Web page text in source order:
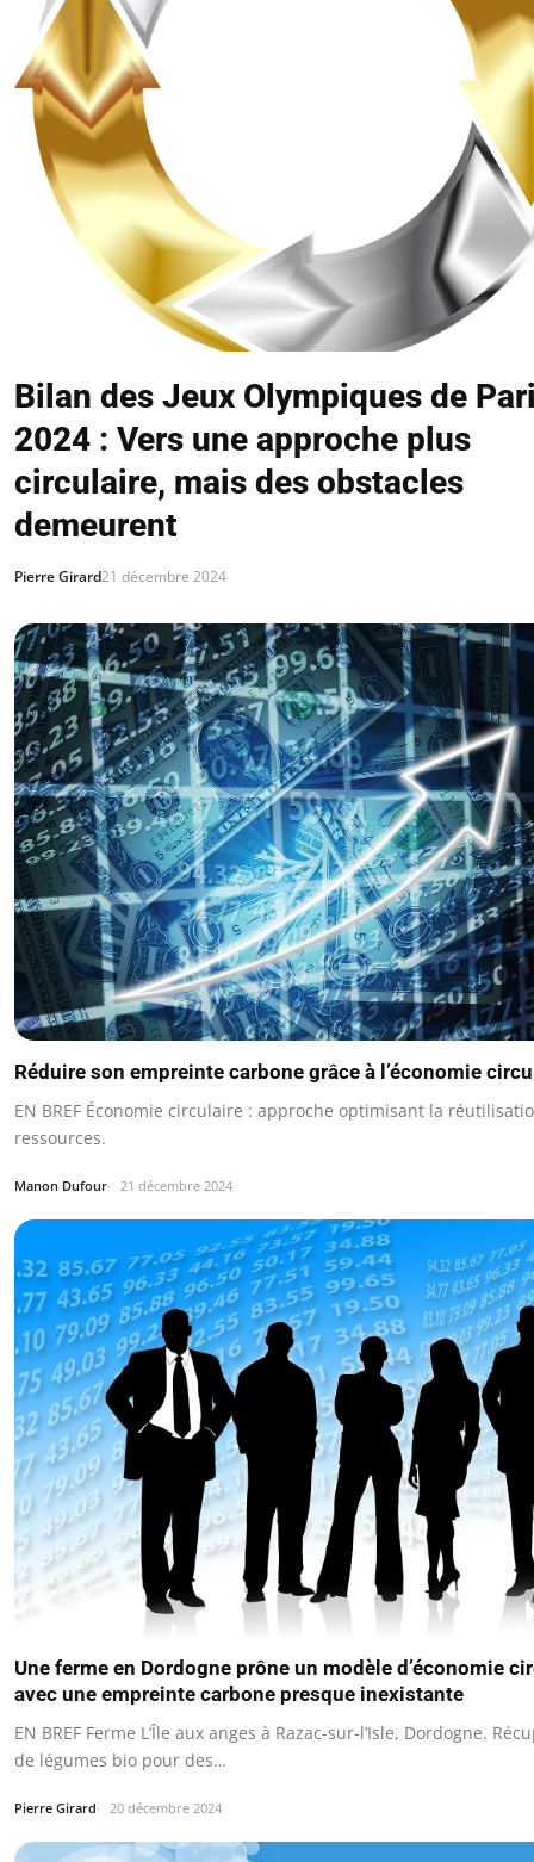
Bilan des Jeux Olympiques de
2024 : Vers une approche plus
circulaire, mais des obstacles
demeurent
Pierre Girard21 décembre 2024
Réduire son empreinte carbone grâce à l’économie
EN BREF Économie circulaire : approche optimisant la
ressources.
Manon Dufour 21 décembre 2024
Une ferme en Dordogne prône un modèle d’économie
avec une empreinte carbone presque inexistante
EN BREF Ferme L’Île aux anges à Razac-sur-l’Isle, Dordogne.
de légumes bio pour des…
Pierre Girard 20 décembre 2024